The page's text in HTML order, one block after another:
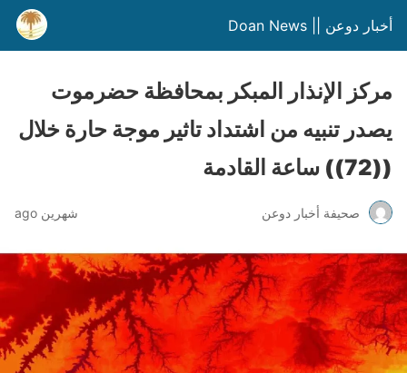
أخبار دوعن || Doan News
مركز الإنذار المبكر بمحافظة حضرموت
يصدر تنبيه من اشتداد تاثير موجة حارة خلال
((72)) ساعة القادمة
صحيفة أخبار دوعن شهرين ago